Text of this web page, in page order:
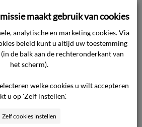
de klacht
het volgende overwogen.
3.1. van haar reglement heeft
handelen en/of nalaten van
maakt gebruik van cookies
analytische en marketing cookies. Via
beleid kunt u altijd uw toestemming
de balk aan de rechteronderkant van
het scherm).
welke cookies u wilt accepteren
u op 'Zelf instellen'.
Zelf cookies instellen